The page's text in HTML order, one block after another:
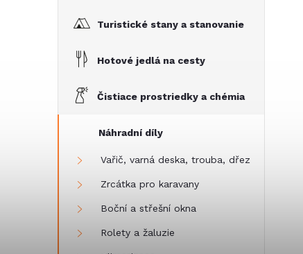
Turistické stany a stanovanie
Hotové jedlá na cesty
Čistiace prostriedky a chémia
Náhradní díly
Vařič, varná deska, trouba, dřez
Zrcátka pro karavany
Boční a střešní okna
Rolety a žaluzie